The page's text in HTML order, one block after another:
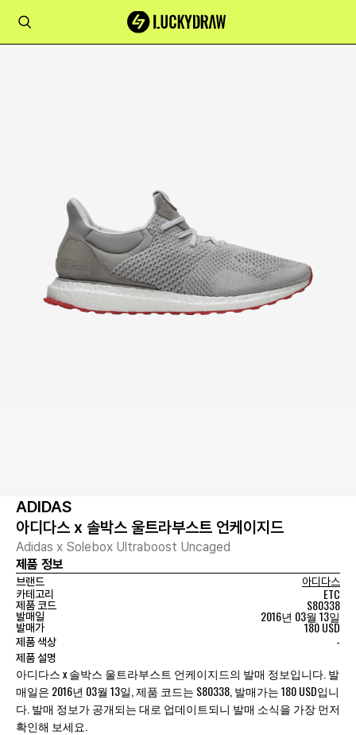
ADIDAS
아디다스 x 솔박스 울트라부스트 언케이지드
Adidas x Solebox Ultraboost Uncaged
제품 정보
브랜드
아디다스
카테고리
ETC
제품 코드 S80338
발매일 2016년 03월 13일
발매가 180 USD
제품 색상 -
제품 설명
아디다스 x 솔박스 울트라부스트 언케이지드의 발매 정보입니다. 발
매일은 2016년 03월 13일, 제품 코드는 S80338, 발매가는 180 USD입니
다. 발매 정보가 공개되는 대로 업데이트되니 발매 소식을 가장 먼저
확인해 보세요.